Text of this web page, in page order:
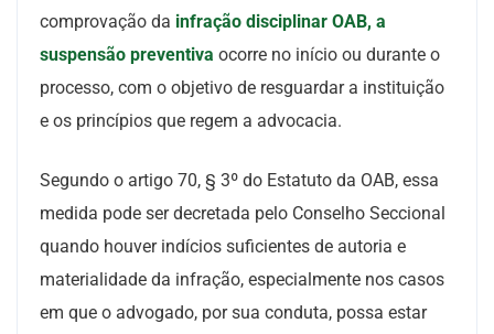
comprovação da infração disciplinar OAB, a
suspensão preventiva ocorre no início ou durante o
processo, com o objetivo de resguardar a instituição
e os princípios que regem a advocacia.
Segundo o artigo 70, § 3º do Estatuto da OAB, essa
medida pode ser decretada pelo Conselho Seccional
quando houver indícios suficientes de autoria e
materialidade da infração, especialmente nos casos
em que o advogado, por sua conduta, possa estar